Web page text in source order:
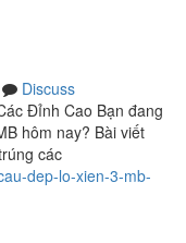
Discuss
Đỉnh Cao Bạn đang
hôm nay? Bài viết
các
dep-lo-xien-3-mb-